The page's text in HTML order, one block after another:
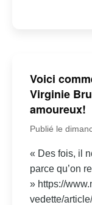
Voici
Virginie
amoureux!
Publié le
« Des fois, il
parce qu’on
» https://
vedette/